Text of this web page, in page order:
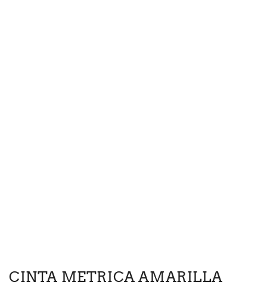
CINTA METRICA AMARILLA